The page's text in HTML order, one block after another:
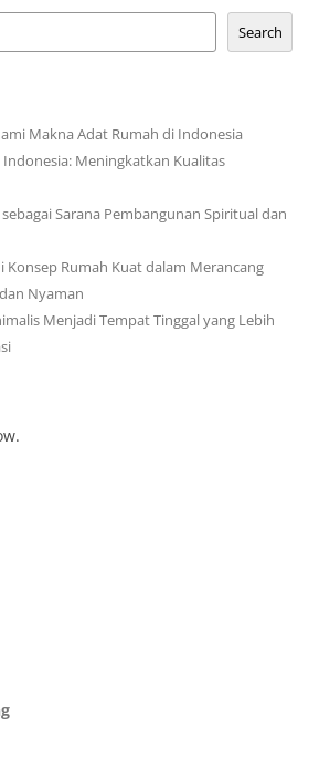
Search
Makna Adat Rumah di Indonesia
Meningkatkan Kualitas
Sarana Pembangunan Spiritual dan
Rumah Kuat dalam Merancang
Nyaman
Menjadi Tempat Tinggal yang Lebih